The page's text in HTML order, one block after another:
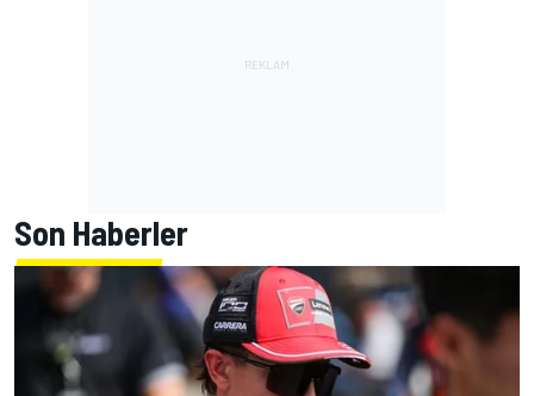
Son Haberler